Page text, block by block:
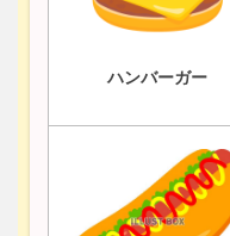
ハンバーガー